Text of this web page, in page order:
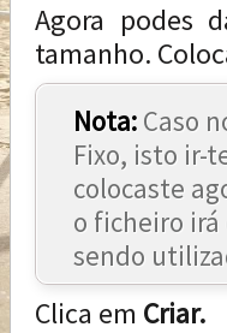
Agora podes
tamanho.
Nota: Caso
Fixo, isto ir-
colocaste
o ficheiro
sendo
Clica em Criar.